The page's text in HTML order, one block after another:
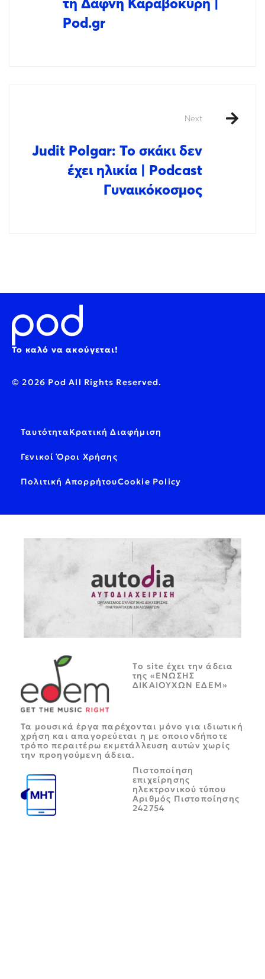
Pod.gr
Next
Judit Polgar: Το σκάκι δεν
έχει ηλικία | Podcast
Γυναικόκοσμος
Το καλό να ακούγεται!
© 2026 Pod All Rights Reserved.
ΤαυτότηταΚρατική Διαφήμιση
Γενικοί Όροι Χρήσης
Πολιτική ΑπορρήτουCookie Policy
Tο site έχει την άδεια
της «ΕΝΩΣΗΣ
ΔΙΚΑΙΟΥΧΩΝ ΕΔΕΜ»
Τα μουσικά έργα παρέχονται μόνο για ιδιωτική
χρήση και απαγορεύεται η με οποιονδήποτε
τρόπο περαιτέρω εκμετάλλευση αυτών χωρίς
την προηγούμενη άδεια.
Πιστοποίηση
επιχείρησης
ηλεκτρονικού τύπου
Αριθμός Πιστοποίησης
242754